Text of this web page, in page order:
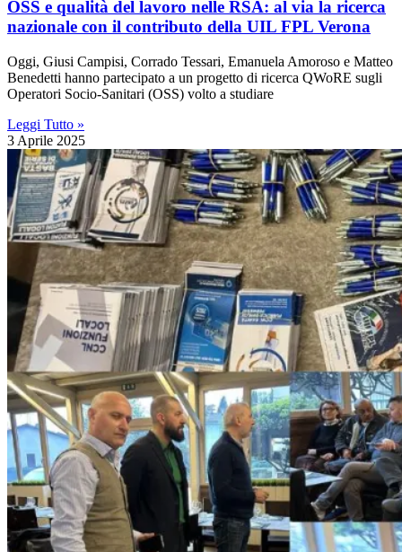
OSS e qualità del lavoro nelle RSA: al via la ricerca
nazionale con il contributo della UIL FPL Verona
Oggi, Giusi Campisi, Corrado Tessari, Emanuela Amoroso e Matteo
Benedetti hanno partecipato a un progetto di ricerca QWoRE sugli
Operatori Socio-Sanitari (OSS) volto a studiare
Leggi Tutto »
3 Aprile 2025